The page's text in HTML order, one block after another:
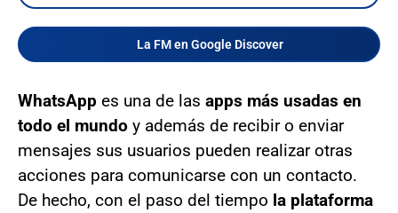
La FM en Google Discover
WhatsApp es una de las apps más usadas en
todo el mundo y además de recibir o enviar
mensajes sus usuarios pueden realizar otras
acciones para comunicarse con un contacto.
De hecho, con el paso del tiempo la plataforma